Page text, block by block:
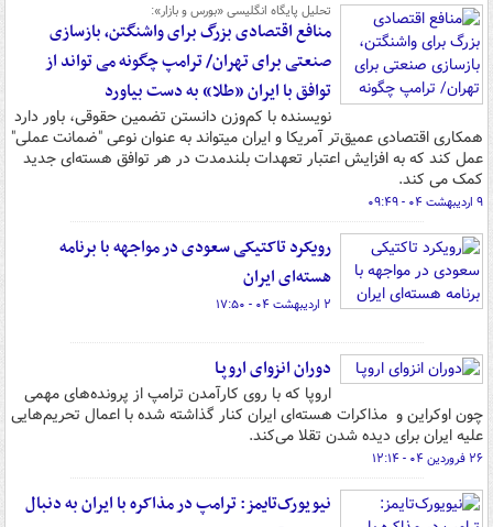
تحلیل پایگاه انگلیسی «بورس و بازار»:
منافع اقتصادی بزرگ برای واشنگتن، بازسازی
صنعتی برای تهران/ ترامپ چگونه می تواند از
توافق با ایران «طلا» به دست بیاورد
نویسنده با کم‌وزن دانستن تضمین حقوقی، باور دارد
همکاری اقتصادی عمیق‌تر آمریکا و ایران میتواند به عنوان نوعی "ضمانت عملی"
عمل کند که به افزایش اعتبار تعهدات بلندمدت در هر توافق هسته‌ای جدید
کمک می کند.
۹ اردیبهشت ۰۴ - ۰۹:۴۹
رویکرد تاکتیکی سعودی در مواجهه با برنامه
هسته‌ای ایران
۲ اردیبهشت ۰۴ - ۱۷:۵۰
دوران انزوای اروپـا
اروپا که با روی کارآمدن ترامپ از پرونده‌های مهمی
چون اوکراین و مذاکرات هسته‌ای ایران کنار گذاشته شده با اعمال تحریم‌هایی
علیه ایران برای دیده شدن تقلا می‌کند.
۲۶ فروردین ۰۴ - ۱۲:۱۴
نیویورک‌تایمز: ترامپ در مذاکره با ایران به دنبال